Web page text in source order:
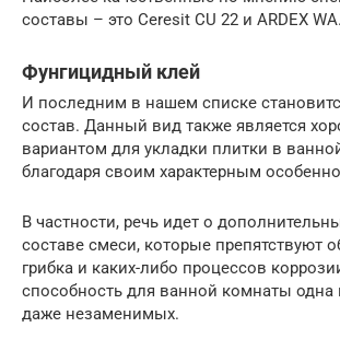
составы – это Ceresit CU 22 и ARDEX WA.
Фунгицидный клей
И последним в нашем списке
состав. Данный вид также является
вариантом для укладки плитки в
благодаря своим характерным
В частности, речь идет о
составе смеси, которые препятствуют
грибка и каких-либо процессов
способность для ванной комнаты одна
даже незаменимых.